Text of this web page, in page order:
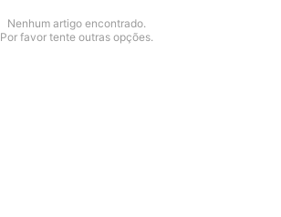
Nenhum artigo encontrado.
Por favor tente outras opções.